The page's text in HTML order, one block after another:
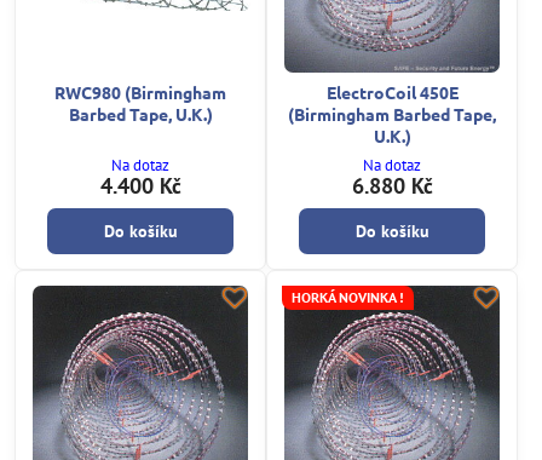
RWC980 (Birmingham
Barbed Tape, U.K.)
Na dotaz
4.400 Kč
Do košíku
ElectroCoil 450E
(Birmingham Barbed Tape,
U.K.)
Na dotaz
6.880 Kč
Do košíku
HORKÁ NOVINKA !